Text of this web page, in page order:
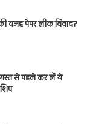
वजह पेपर लीक विवाद?
से पहले कर लें ये